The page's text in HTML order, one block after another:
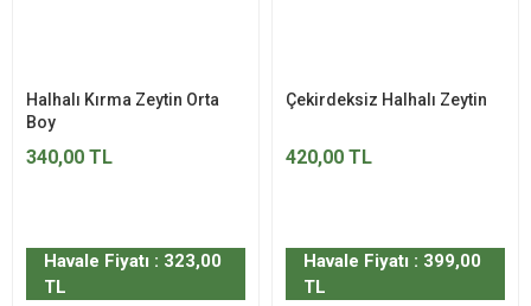
Halhalı Kırma Zeytin Orta
Boy
340,00 TL
Havale Fiyatı : 323,00
TL
Çekirdeksiz Halhalı Zeytin
420,00 TL
Havale Fiyatı : 399,00
TL